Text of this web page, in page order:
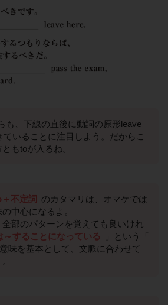
も、下線の直後に動詞の原形leave
ていることに注目しよう。だからこ
もtoが入るね。
不定詞 のカタマリは、オマケでは
中心になるよ。
部のパターンを覚えても良いけれ
～することになっている
」という「
味を基本として、文脈に合わせて